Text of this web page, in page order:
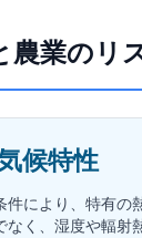
農業のリ
候特性
件により、特有の
なく、湿度や輻射